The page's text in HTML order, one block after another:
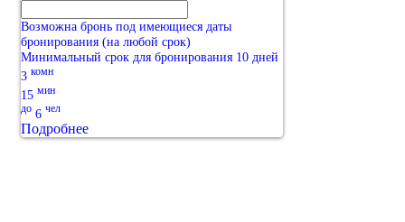
Возможна бронь под имеющиеся даты
бронирования (на любой срок)
Минимальный срок для бронирования 10 дней
3 комн
15 мин
до 6 чел
Подробнее